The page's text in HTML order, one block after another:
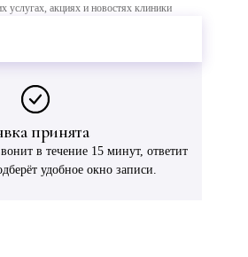
услугах, акциях и новостях клиники
принята
в течение 15 минут, ответит
удобное окно записи.